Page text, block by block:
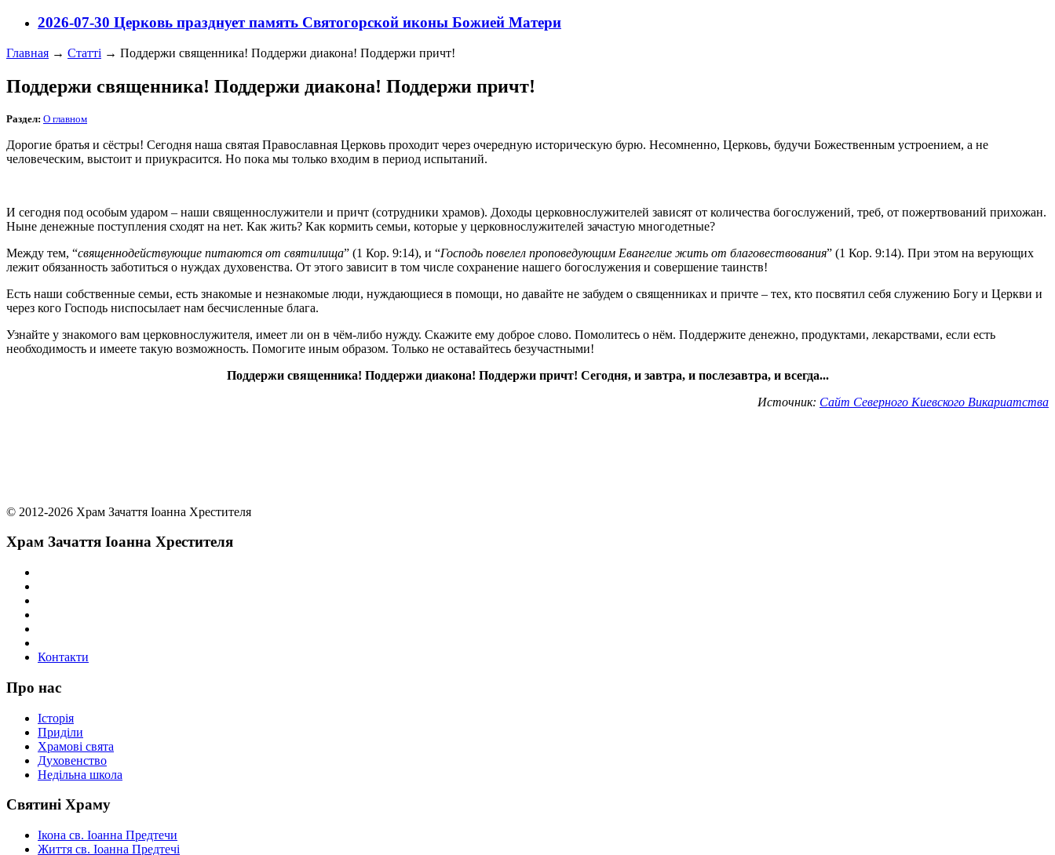
2026-07-30 Церковь празднует память Святогорской иконы Божией Матери
Главная → Статті → Поддержи священника! Поддержи диакона! Поддержи причт!
Поддержи священника! Поддержи диакона! Поддержи причт!
Раздел: О главном
Дорогие братья и сёстры! Сегодня наша святая Православная Церковь проходит через очередную историческую бурю. Несомненно, Церковь, будучи Божественным устроением, а не
человеческим, выстоит и приукрасится. Но пока мы только входим в период испытаний.
И сегодня под особым ударом – наши священнослужители и причт (сотрудники храмов). Доходы церковнослужителей зависят от количества богослужений, треб, от пожертвований прихожан.
Ныне денежные поступления сходят на нет. Как жить? Как кормить семьи, которые у церковнослужителей зачастую многодетные?
Между тем, “священнодействующие питаются от святилища” (1 Кор. 9:14), и “Господь повелел проповедующим Евангелие жить от благовествования” (1 Кор. 9:14). При этом на верующих
лежит обязанность заботиться о нуждах духовенства. От этого зависит в том числе сохранение нашего богослужения и совершение таинств!
Есть наши собственные семьи, есть знакомые и незнакомые люди, нуждающиеся в помощи, но давайте не забудем о священниках и причте – тех, кто посвятил себя служению Богу и Церкви и
через кого Господь ниспосылает нам бесчисленные блага.
Узнайте у знакомого вам церковнослужителя, имеет ли он в чём-либо нужду. Скажите ему доброе слово. Помолитесь о нём. Поддержите денежно, продуктами, лекарствами, если есть
необходимость и имеете такую возможность. Помогите иным образом. Только не оставайтесь безучастными!
Поддержи священника! Поддержи диакона! Поддержи причт! Сегодня, и завтра, и послезавтра, и всегда...
Источник: Сайт Северного Киевского Викариатства
© 2012-2026 Храм Зачаття Іоанна Хрестителя
Храм Зачаття Іоанна Хрестителя
Контакти
Про нас
Історія
Приділи
Храмові свята
Духовенство
Недільна школа
Святині Храму
Ікона св. Іоанна Предтечи
Життя св. Іоанна Предтечі